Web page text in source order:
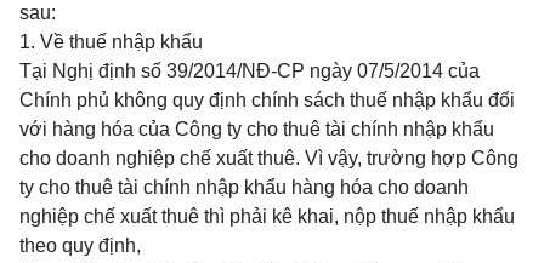
sau:
1. Về thuế nhập khẩu
Tại Nghị định số 39/2014/NĐ-CP ngày 07/5/2014 của
Chính phủ không quy định chính sách thuế nhập khẩu đối
với hàng hóa của Công ty cho thuê tài chính nhập khẩu
cho doanh nghiệp chế xuất thuê. Vì vậy, trường hợp Công
ty cho thuê tài chính nhập khẩu hàng hóa cho doanh
nghiệp chế xuất thuê thì phải kê khai, nộp thuế nhập khẩu
theo quy định,